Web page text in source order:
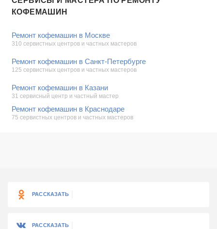
КОФЕМАШИН
Ремонт кофемашин в Москве
310 сервистных центров и частных мастеров
Ремонт кофемашин в Санкт-Петербурге
125 сервистных центров и частных мастеров
Ремонт кофемашин в Казани
31 сервисный центр и частный мастер
Ремонт кофемашин в Краснодаре
75 сервистных центров и частных мастеров
РАССКАЗАТЬ
РАССКАЗАТЬ